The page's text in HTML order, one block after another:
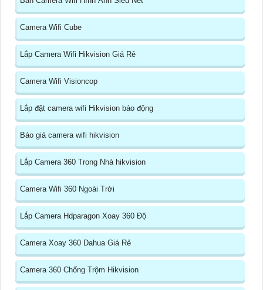
Camera Wifi Cube
Lắp Camera Wifi Hikvision Giá Rẻ
Camera Wifi Visioncop
Lắp đặt camera wifi Hikvision báo động
Báo giá camera wifi hikvision
Lắp Camera 360 Trong Nhà hikvision
Camera Wifi 360 Ngoài Trời
Lắp Camera Hdparagon Xoay 360 Độ
Camera Xoay 360 Dahua Giá Rẻ
Camera 360 Chống Trộm Hikvision